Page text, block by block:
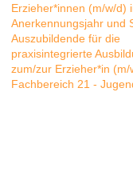
Erzieher*innen (m/w/d)
Anerkennungsjahr und
Auszubildende für die
praxisintegrierte
zum/zur Erzieher*in (m/
Fachbereich 21 -